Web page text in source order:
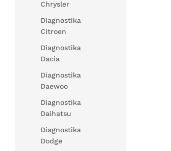
Chrysler
Diagnostika
Citroen
Diagnostika
Dacia
Diagnostika
Daewoo
Diagnostika
Daihatsu
Diagnostika
Dodge